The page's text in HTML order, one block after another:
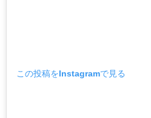
この投稿をInstagramで見る